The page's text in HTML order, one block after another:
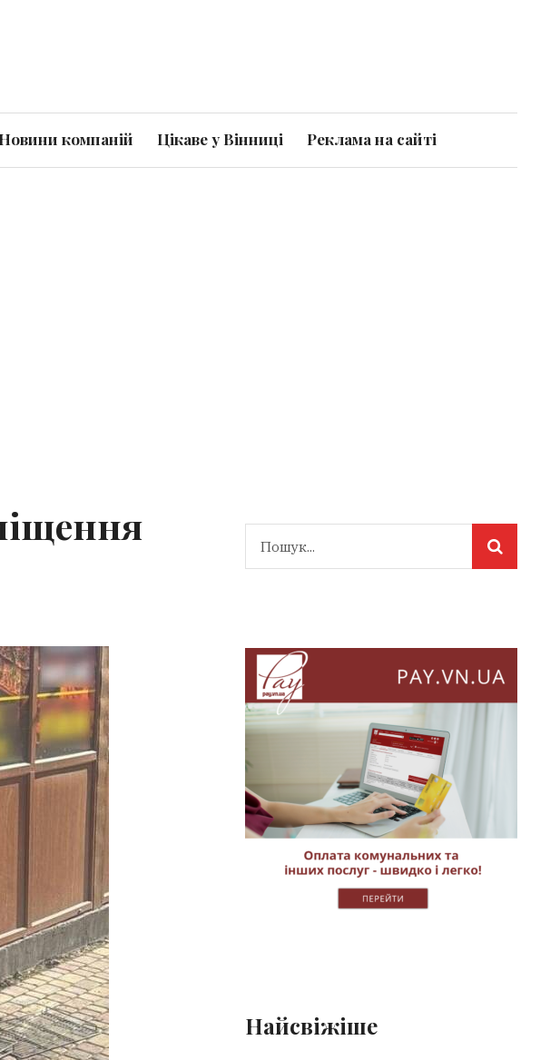
Новини компаній Цікаве у Вінниці Реклама на сайті
Найсвіжіше